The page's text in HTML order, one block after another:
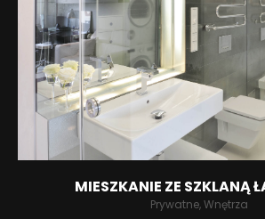
MIESZKANIE ZE SZKLANĄ
Prywatne, Wnętrza